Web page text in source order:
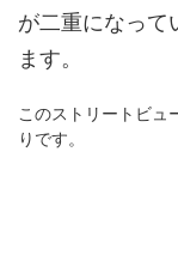
が二重になって
ます。
このストリートビュ
りです。